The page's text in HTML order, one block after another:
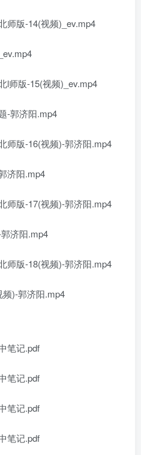
师版-14(视频)_ev.mp4
l师版-15(视频)_ev.mp4
-郭济阳.mp4
师版-16(视频)-郭济阳.mp4
济阳.mp4
师版-17(视频)-郭济阳.mp4
济阳.mp4
师版-18(视频)-郭济阳.mp4
)-郭济阳.mp4
笔记.pdf
笔记.pdf
笔记.pdf
笔记.pdf